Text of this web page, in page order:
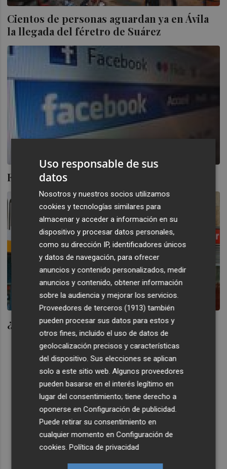
Cientos de personas aguardan ya en Ávila
la llegada del féretro de Suárez
Facebook, se lleva Ávila a Filipinas
¿De quién es ahora mi caja?
Uso responsable de sus
datos
Nosotros y nuestros socios utilizamos
cookies y tecnologías similares para
almacenar y acceder a información en su
dispositivo y procesar datos personales,
como su dirección IP, identificadores únicos
y datos de navegación, para ofrecer
anuncios y contenido personalizados, medir
anuncios y contenido, obtener información
sobre la audiencia y mejorar los servicios.
Proveedores de terceros (1913) también
pueden procesar sus datos para estos y
otros fines, incluido el uso de datos de
geolocalización precisos y características
del dispositivo. Sus elecciones se aplican
solo a este sitio web. Algunos proveedores
pueden basarse en el interés legítimo en
lugar del consentimiento; tiene derecho a
oponerse enConfiguración de publicidad.
Puede retirar su consentimiento en
cualquier momento enConfiguración de
cookies.Política de privacidad